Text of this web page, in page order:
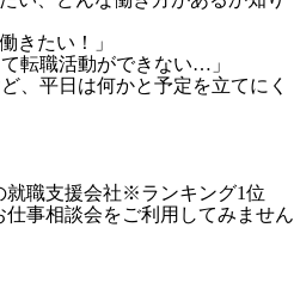
きたい！」
転職活動ができない…」
、平日は何かと予定を立てにく
就職支援会社※ランキング1位
仕事相談会をご利用してみません